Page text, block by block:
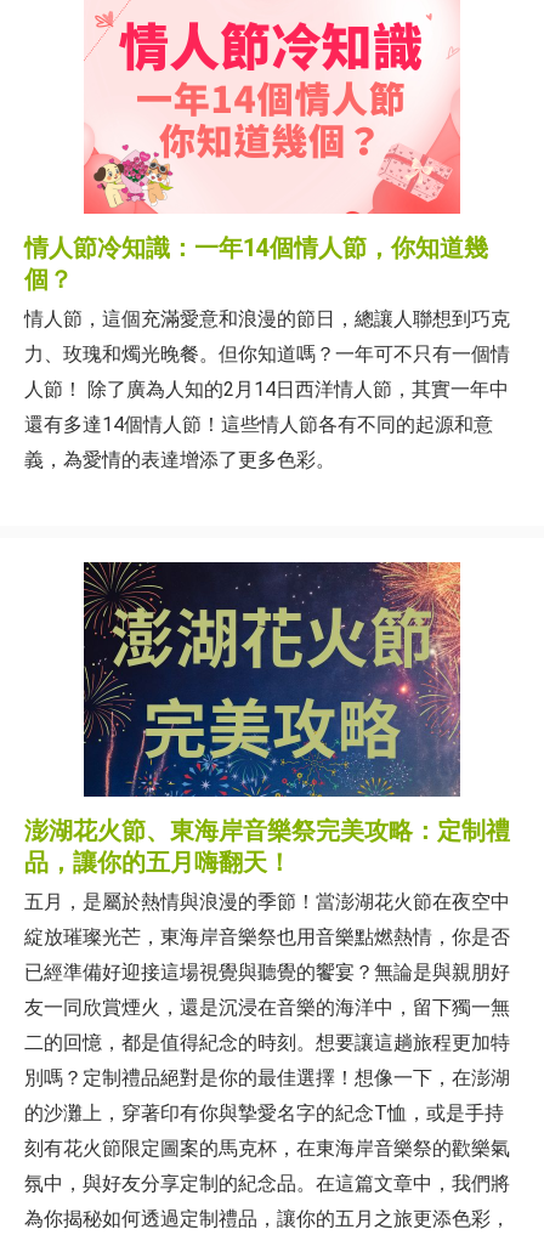
情人節冷知識：一年14個情人節，你知道幾
個？
情人節，這個充滿愛意和浪漫的節日，總讓人聯想到巧克
力、玫瑰和燭光晚餐。但你知道嗎？一年可不只有一個情
人節！ 除了廣為人知的2月14日西洋情人節，其實一年中
還有多達14個情人節！這些情人節各有不同的起源和意
義，為愛情的表達增添了更多色彩。
澎湖花火節、東海岸音樂祭完美攻略：定制禮
品，讓你的五月嗨翻天！
五月，是屬於熱情與浪漫的季節！當澎湖花火節在夜空中
綻放璀璨光芒，東海岸音樂祭也用音樂點燃熱情，你是否
已經準備好迎接這場視覺與聽覺的饗宴？無論是與親朋好
友一同欣賞煙火，還是沉浸在音樂的海洋中，留下獨一無
二的回憶，都是值得紀念的時刻。想要讓這趟旅程更加特
別嗎？定制禮品絕對是你的最佳選擇！想像一下，在澎湖
的沙灘上，穿著印有你與摯愛名字的紀念T恤，或是手持
刻有花火節限定圖案的馬克杯，在東海岸音樂祭的歡樂氣
氛中，與好友分享定制的紀念品。在這篇文章中，我們將
為你揭秘如何透過定制禮品，讓你的五月之旅更添色彩，